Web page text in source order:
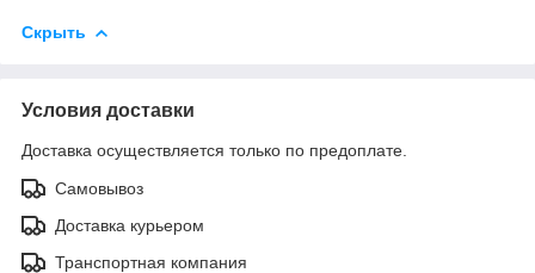
Скрыть
Условия доставки
Доставка осуществляется только по предоплате.
Самовывоз
Доставка курьером
Транспортная компания